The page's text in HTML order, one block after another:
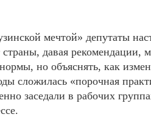
мечтой» депутаты
давая рекомендации,
но объяснять, как
сложилась «порочная
заседали в рабочих